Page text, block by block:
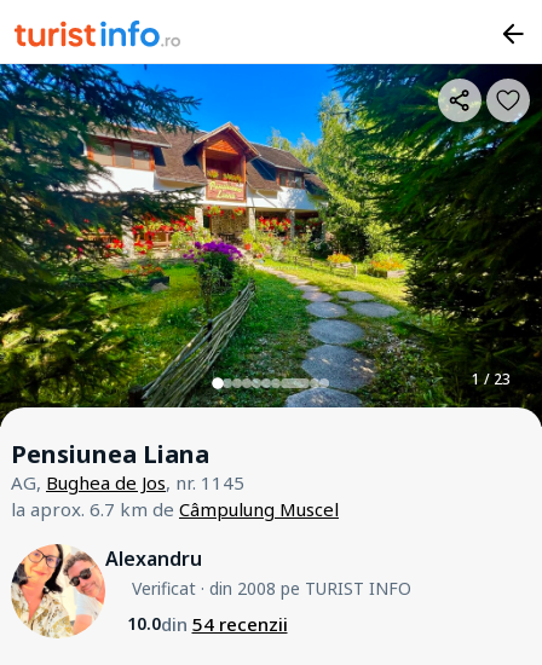
1 / 23
Pensiunea Liana
AG, Bughea de Jos, nr. 1145
la aprox. 6.7 km de Câmpulung Muscel
Alexandru
Verificat· din 2008 pe TURIST INFO
10.0din 54 recenzii